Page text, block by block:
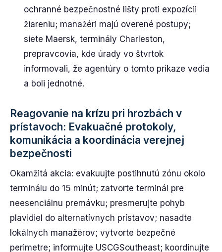
ochranné bezpečnostné lišty proti expozícii
žiareniu; manažéri majú overené postupy;
siete Maersk, terminály Charleston,
prepravcovia, kde úrady vo štvrtok
informovali, že agentúry o tomto príkaze vedia
a boli jednotné.
Reagovanie na krízu pri hrozbách v
prístavoch: Evakuačné protokoly,
komunikácia a koordinácia verejnej
bezpečnosti
Okamžitá akcia: evakuujte postihnutú zónu okolo
terminálu do 15 minút; zatvorte terminál pre
neesenciálnu premávku; presmerujte pohyb
plavidiel do alternatívnych prístavov; nasadte
lokálnych manažérov; vytvorte bezpečné
perimetre; informujte USCGSoutheast; koordinujte